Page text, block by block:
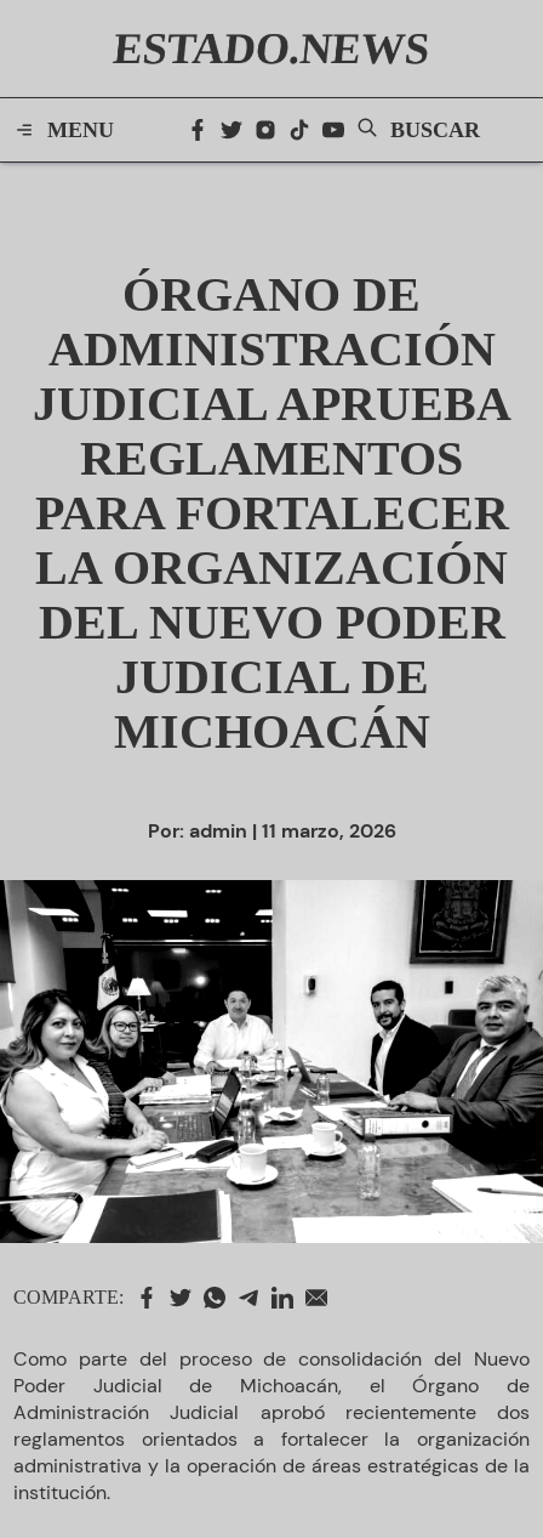
ESTADO.NEWS
MENU BUSCAR
ÓRGANO DE
ADMINISTRACIÓN
JUDICIAL APRUEBA
REGLAMENTOS
PARA FORTALECER
LA ORGANIZACIÓN
DEL NUEVO PODER
JUDICIAL DE
MICHOACÁN
Por: admin | 11 marzo, 2026
COMPARTE:
Como parte del proceso de consolidación del Nuevo
Poder Judicial de Michoacán, el Órgano de
Administración Judicial aprobó recientemente dos
reglamentos orientados a fortalecer la organización
administrativa y la operación de áreas estratégicas de la
institución.